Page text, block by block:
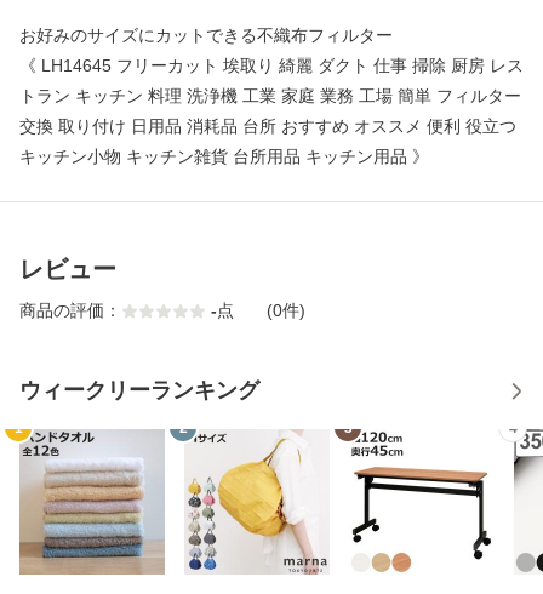
お好みのサイズにカットできる不織布フィルター
《 LH14645 フリーカット 埃取り 綺麗 ダクト 仕事 掃除 厨房 レス
トラン キッチン 料理 洗浄機 工業 家庭 業務 工場 簡単 フィルター
交換 取り付け 日用品 消耗品 台所 おすすめ オススメ 便利 役立つ
キッチン小物 キッチン雑貨 台所用品 キッチン用品 》
レビュー
商品の評価： -点 (0件)
ウィークリーランキング
1 2 3 4